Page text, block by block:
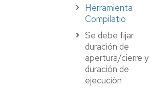
Herramienta
Compilatio
Se debe fijar
duración de
apertura/cierre y
duración de
ejecución